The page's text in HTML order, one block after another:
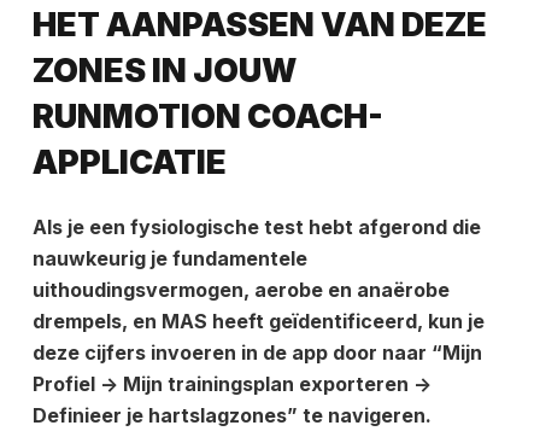
HET AANPASSEN VAN DEZE
ZONES IN JOUW
RUNMOTION COACH-
APPLICATIE
Als je een fysiologische test hebt afgerond die
nauwkeurig je fundamentele
uithoudingsvermogen, aerobe en anaërobe
drempels, en MAS heeft geïdentificeerd, kun je
deze cijfers invoeren in de app door naar “Mijn
Profiel -> Mijn trainingsplan exporteren ->
Definieer je hartslagzones” te navigeren.